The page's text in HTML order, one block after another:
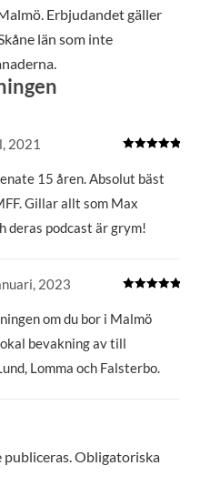
Erbjudandet gäller
län som inte
2021
15 åren. Absolut bäst
Gillar allt som Max
deras podcast är grym!
2023
om du bor i Malmö
bevakning av till
Lomma och Falsterbo.
Obligatoriska